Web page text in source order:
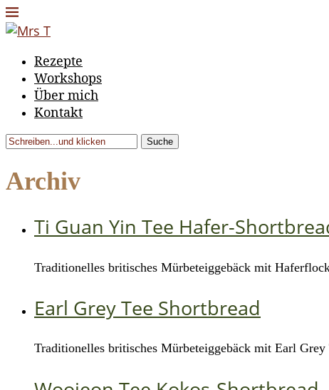
Rezepte
Workshops
Über mich
Kontakt
Suche
Archiv
Ti Guan Yin Tee Hafer-
Traditionelles britisches Mürbeteiggebäck mit
Earl Grey Tee Shortbread
Traditionelles britisches Mürbeteiggebäck mit Earl Grey